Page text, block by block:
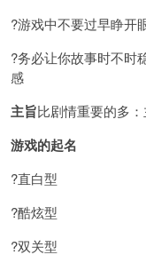
?游戏中不要过早睁开
?务必让你故事时不时
感
主旨比剧情重要的多
游戏的起名
?直白型
?酷炫型
?双关型